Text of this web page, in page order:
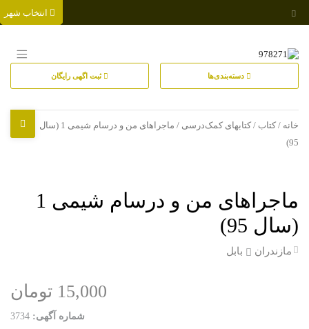
دسته‌بندی‌ها ثبت اگهی رایگان
خانه / کتاب / کتابهای کمک‌درسی
/ ماجراهای من و درسام شیمی 1 (سال
95)
ماجراهای من و درسام شیمی 1
(سال 95)
مازندران بابل
15,000 تومان
شماره آگهی: 3734